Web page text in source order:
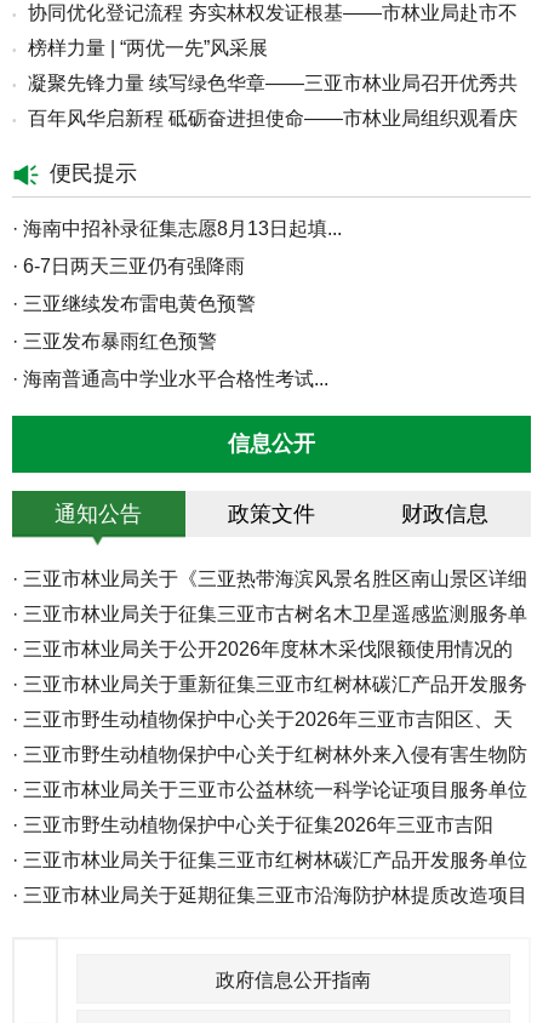
高质...
• 协同优化登记流程 夯实林权发证根基——市林业局赴市不
动产...
• 榜样力量 | “两优一先”风采展
• 凝聚先锋力量 续写绿色华章——三亚市林业局召开优秀共
产党...
• 百年风华启新程 砥砺奋进担使命——市林业局组织观看庆
祝中...便民提示
· 海南中招补录征集志愿8月13日起填...
· 6-7日两天三亚仍有强降雨
· 三亚继续发布雷电黄色预警
· 三亚发布暴雨红色预警
· 海南普通高中学业水平合格性考试...
·8月5日至7日三亚将迎来持续性强降...
三亚市防灾减灾救灾和安全生产委...
·海南高招高职（专科）批30日起填...
海南中招二次志愿填报29日12时截...
三亚市2026年秋季中小学转学线上...
海南高招本科普通批投档分数线划...
演唱会期间 体育中心周边道路实施...
信息公开
通知公告 政策文件 财政信息
· 三亚市林业局关于《三亚热带海滨风景名胜区南山景区详细
规...
· 三亚市林业局关于征集三亚市古树名木卫星遥感监测服务单
位...
· 三亚市林业局关于公开2026年度林木采伐限额使用情况的
公告...
· 三亚市林业局关于重新征集三亚市红树林碳汇产品开发服务
单...
· 三亚市野生动植物保护中心关于2026年三亚市吉阳区、天
涯区...
· 三亚市野生动植物保护中心关于红树林外来入侵有害生物防
治...
· 三亚市林业局关于三亚市公益林统一科学论证项目服务单位
比...
· 三亚市野生动植物保护中心关于征集2026年三亚市吉阳
区、天...
· 三亚市林业局关于征集三亚市红树林碳汇产品开发服务单位
的...
· 三亚市林业局关于延期征集三亚市沿海防护林提质改造项目
政府信息公开指南